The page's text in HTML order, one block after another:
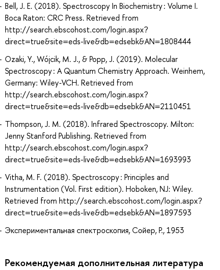
Bell, J. E. (2018). Spectroscopy In Biochemistry : Volume I.
Boca Raton: CRC Press. Retrieved from
http://search.ebscohost.com/login.aspx?
direct=true&site=eds-live&db=edsebk&AN=1808444
Ozaki, Y., Wójcik, M. J., & Popp, J. (2019). Molecular
Spectroscopy : A Quantum Chemistry Approach. Weinhem,
Germany: Wiley-VCH. Retrieved from
http://search.ebscohost.com/login.aspx?
direct=true&site=eds-live&db=edsebk&AN=2110451
Thompson, J. M. (2018). Infrared Spectroscopy. Milton:
Jenny Stanford Publishing. Retrieved from
http://search.ebscohost.com/login.aspx?
direct=true&site=eds-live&db=edsebk&AN=1693993
Vitha, M. F. (2018). Spectroscopy : Principles and
Instrumentation (Vol. First edition). Hoboken, NJ: Wiley.
Retrieved from http://search.ebscohost.com/login.aspx?
direct=true&site=eds-live&db=edsebk&AN=1897593
Экспериментальная спектроскопия, Сойер, Р., 1953
Рекомендуемая дополнительная литература